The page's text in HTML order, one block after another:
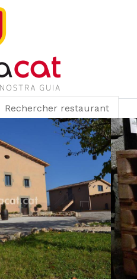
Rechercher restaurant